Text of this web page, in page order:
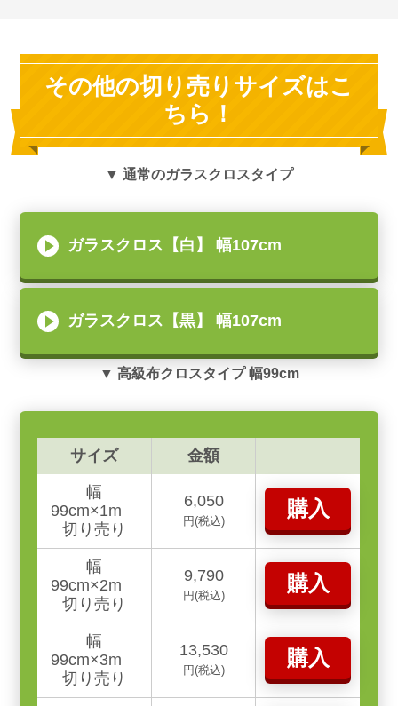
その他の切り売りサイズはこ
ちら！
▼ 通常のガラスクロスタイプ
ガラスクロス【白】 幅107cm
ガラスクロス【黒】 幅107cm
▼ 高級布クロスタイプ 幅99cm
サイズ 金額
幅
99cm×1m
切り売り
6,050
円(税込)
購入
幅
99cm×2m
切り売り
9,790
円(税込)
購入
幅
99cm×3m
切り売り
13,530
円(税込)
購入